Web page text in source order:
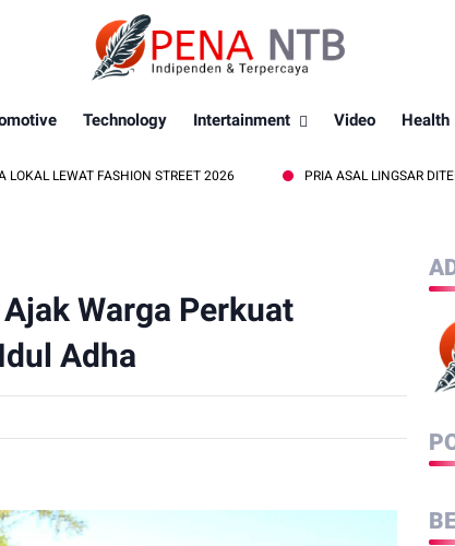
Technology Intertainment Video Health
FASHION STREET 2026 PRIA ASAL LINGSAR DITEMUKAN
Warga Perkuat
Adha